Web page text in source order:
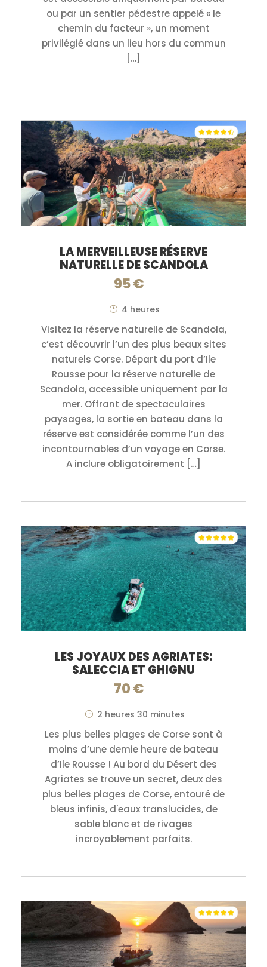
ou par un sentier pédestre appelé « le
chemin du facteur », un moment
privilégié dans un lieu hors du commun
[…]
LA MERVEILLEUSE RÉSERVE
NATURELLE DE SCANDOLA
95 €
4 heures
Visitez la réserve naturelle de Scandola,
c’est découvrir l’un des plus beaux sites
naturels Corse. Départ du port d’Ile
Rousse pour la réserve naturelle de
Scandola, accessible uniquement par la
mer. Offrant de spectaculaires
paysages, la sortie en bateau dans la
réserve est considérée comme l’un des
incontournables d’un voyage en Corse.
A inclure obligatoirement […]
LES JOYAUX DES AGRIATES:
SALECCIA ET GHIGNU
70 €
2 heures 30 minutes
Les plus belles plages de Corse sont à
moins d’une demie heure de bateau
d’Ile Rousse ! Au bord du Désert des
Agriates se trouve un secret, deux des
plus belles plages de Corse, entouré de
bleus infinis, d'eaux translucides, de
sable blanc et de rivages
incroyablement parfaits.